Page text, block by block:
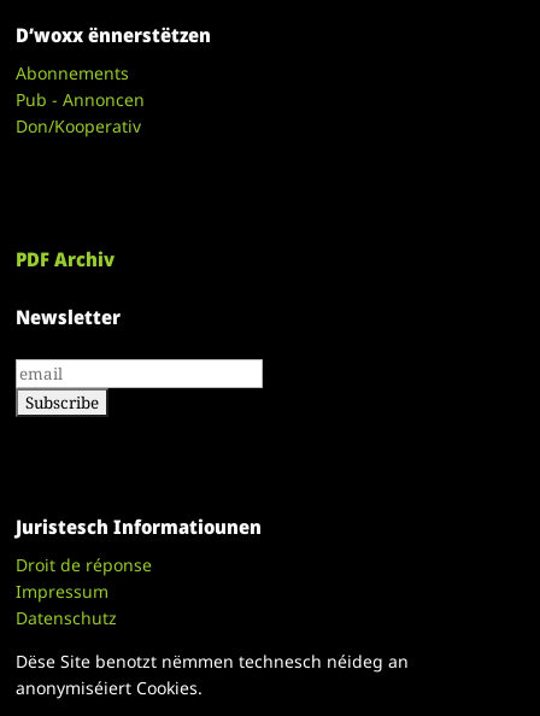
D’woxx ënnerstëtzen
Abonnements
Pub - Annoncen
Don/Kooperativ
PDF Archiv
Newsletter
Juristesch Informatiounen
Droit de réponse
Impressum
Datenschutz
Dëse Site benotzt nëmmen technesch néideg an
anonymiséiert Cookies.